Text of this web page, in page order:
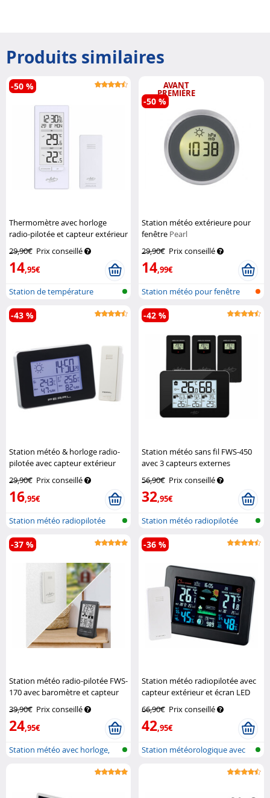
Produits similaires
Thermomètre avec horloge
radio-pilotée et capteur extérieur
29,90€ Prix conseillé
14,95€
-50 %
Station de température
numérique av...
AVANT
PREMIÈRE
Station météo extérieure pour
fenêtre Pearl
29,90€ Prix conseillé
14,99€
-50 %
Station météo pour fenêtre
extérieu...
Station météo & horloge radio-
pilotée avec capteur extérieur
29,90€ Prix conseillé
16,95€
-43 %
Station météo radiopilotée
avec cap...
Station météo sans fil FWS-450
avec 3 capteurs externes
56,90€ Prix conseillé
32,95€
-42 %
Station météo radiopilotée
avec cap...
Station météo radio-pilotée FWS-
170 avec baromètre et capteur
39,90€ Prix conseillé
24,95€
-37 %
Station météo avec horloge,
Station météo radiopilotée avec
capteur extérieur et écran LED
66,90€ Prix conseillé
42,95€
-36 %
Station météorologique avec